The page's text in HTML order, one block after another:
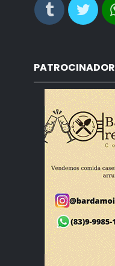
PATROCINADOR